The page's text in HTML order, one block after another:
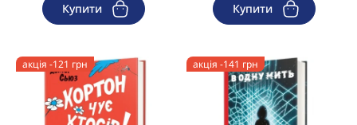
Купити Купити
акція -121 грн акція -141 грн